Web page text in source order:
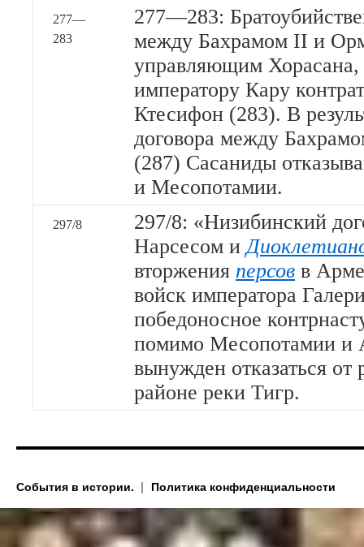
277—
283
277—283:
между Бахрамом II и
управляющим Хорасана,
императору Кару
Ктесифон (283). В
договора между
(287) Сасаниды
и Месопотамии.
297/8
297/8: «Низибинский
Нарсесом и
вторжения персов в
войск императора
победоносное
помимо Месопотамии и
вынужден отказаться от
районе реки Тигр.
События в истории. Политика конфиденциальности